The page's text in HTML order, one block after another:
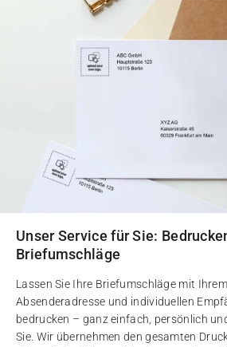
Unser Service für Sie:
Briefumschläge
Lassen Sie Ihre Briefumschläge mit
Absenderadresse und individuellen
bedrucken – ganz einfach, persönlich
Sie. Wir übernehmen den gesamten